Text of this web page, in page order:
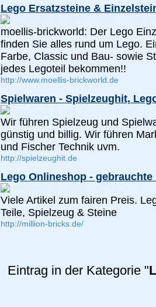
Lego Ersatzsteine &
moellis-brickworld: Der Lego
finden Sie alles rund um Lego.
Farbe, Classic und Bau- sowie
jedes Legoteil bekommen!!
http://www.moellis-brickworld.de
Spielwaren - Spielzeughit,
Wir führen Spielzeug und
günstig und billig. Wir führen
und Fischer Technik uvm.
http://spielzeughit.de
Lego Onlineshop - gebrauchte
Viele Artikel zum fairen Preis.
Teile, Spielzeug & Steine
http://million-bricks.de/
Eintrag in der Kategorie "